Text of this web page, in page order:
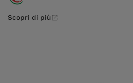
Scopri di più